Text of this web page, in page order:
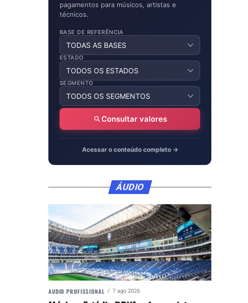
pagamentos para músicos, artistas e
técnicos.
BASE DE REFERÊNCIA
ESTADO
SEGMENTO
Consultar valores
Acessar o conteúdo completo →
ÁUDIO
AUDIO PROFISSIONAL 7 ago 2026